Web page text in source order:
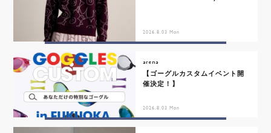
2026.8.03 Mon
arena
【ゴーグルカスタムイベント開
催決定！】
2026.8.03 Mon